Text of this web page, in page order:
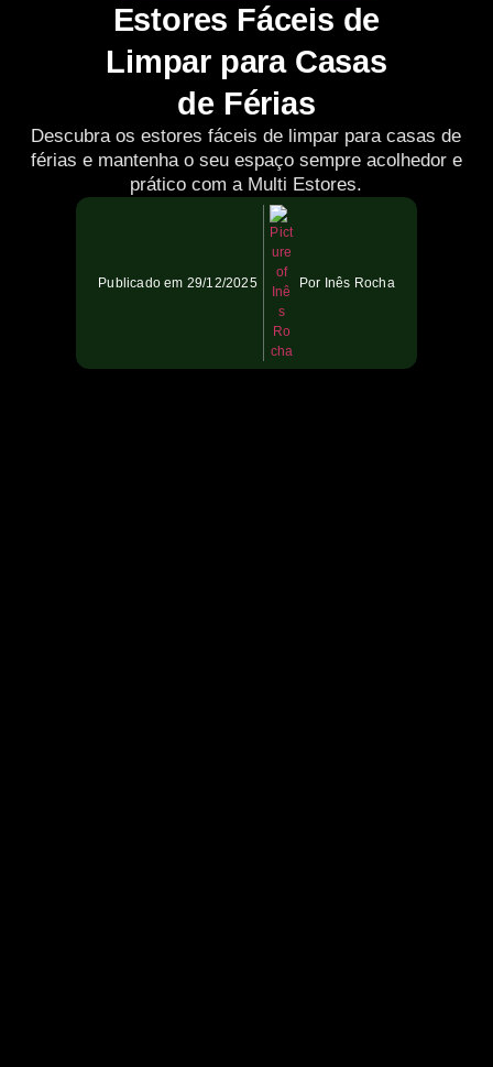
Estores Fáceis de
Limpar para Casas
de Férias
Descubra os estores fáceis de limpar para casas de
férias e mantenha o seu espaço sempre acolhedor e
prático com a Multi Estores.
Publicado em 29/12/2025 Por Inês Rocha